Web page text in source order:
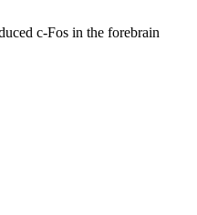
c-Fos in the forebrain